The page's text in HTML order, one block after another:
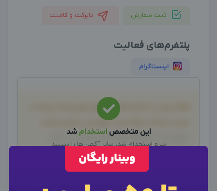
ثبت سفارش دایرکت و کامنت
پلتفرم‌های فعالیت
اینستاگرام
لطفاً پیش از انجام معامله و هر نوع پرداخت وجه، از
صحت خدمات ارائه شده، اطمینان حاصل نمایید.
بدیهی است دیدوگرام هیچ نوع مسئولیتی در قبال
اظهارات آگهی نداشته و صحت موارد ذکر شده در آگهی، بر
عهده فرد آگهی دهنده می باشد.
این متخصص استخدام شد
نیرو استخدام شد، سایر آگهی ها را ببینید
سایر متخصصین
ورود به حساب کاربری